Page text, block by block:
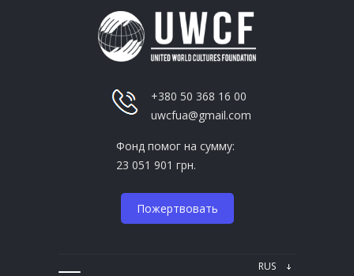
+380 50 368 16 00
uwcfua@gmail.com
Фонд помог на сумму:
23 051 901 грн.
Пожертвовать